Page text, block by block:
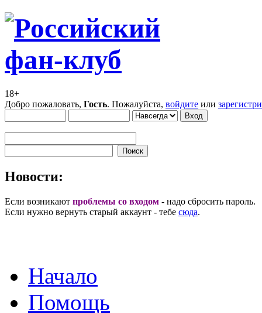
18+
Добро пожаловать, Гость. Пожалуйста, войдите или
Новости:
Если возникают проблемы со входом - надо сбросить пароль.
Если нужно вернуть старый аккаунт - тебе сюда.
Начало
Помощь